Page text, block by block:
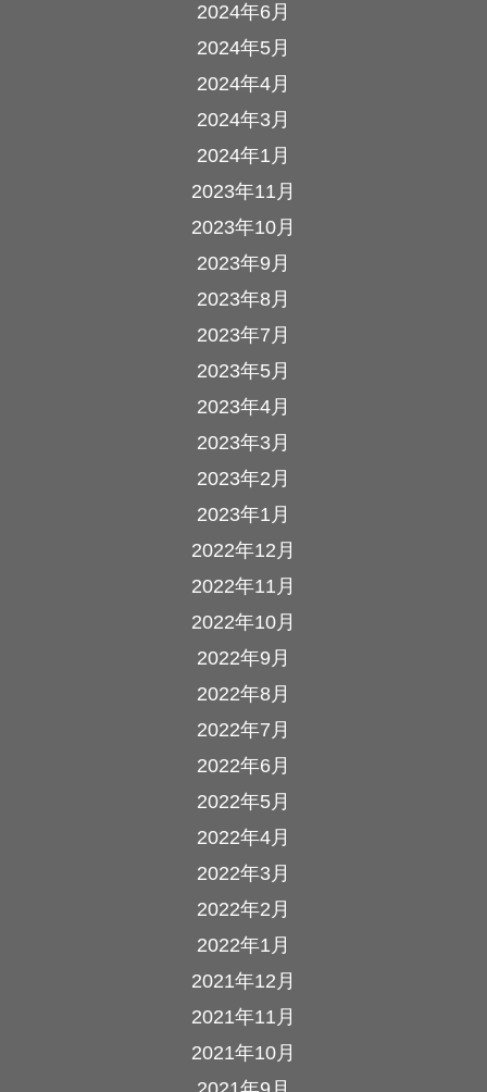
2024年6月
2024年5月
2024年4月
2024年3月
2024年1月
2023年11月
2023年10月
2023年9月
2023年8月
2023年7月
2023年5月
2023年4月
2023年3月
2023年2月
2023年1月
2022年12月
2022年11月
2022年10月
2022年9月
2022年8月
2022年7月
2022年6月
2022年5月
2022年4月
2022年3月
2022年2月
2022年1月
2021年12月
2021年11月
2021年10月